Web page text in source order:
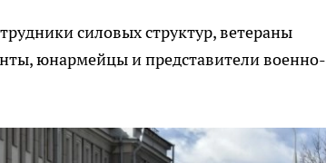
силовых структур, ветераны
юнармейцы и представители военно-